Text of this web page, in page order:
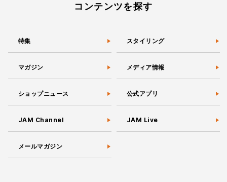
コンテンツを探す
特集 スタイリング
マガジン メディア情報
ショップニュース 公式アプリ
JAM Channel JAM Live
メールマガジン